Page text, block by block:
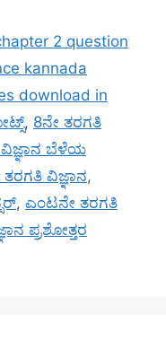
2 question
kannada
download in
, 8ನೇ ತರಗತಿ
ವಿಜ್ಞಾನ ಬೆಳೆಯ
ವಿಜ್ಞಾನ,
, ಎಂಟನೇ ತರಗತಿ
ಪ್ರಶೋತ್ತರ